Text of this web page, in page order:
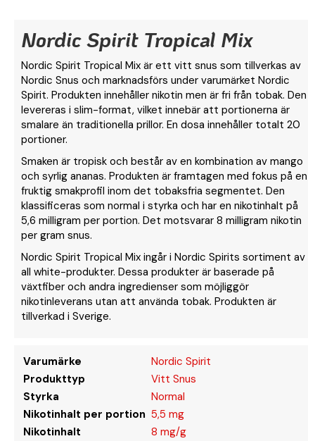
Nordic Spirit Tropical Mix
Nordic Spirit Tropical Mix är ett vitt snus som tillverkas av
Nordic Snus och marknadsförs under varumärket Nordic
Spirit. Produkten innehåller nikotin men är fri från tobak. Den
levereras i slim-format, vilket innebär att portionerna är
smalare än traditionella prillor. En dosa innehåller totalt 20
portioner.
Smaken är tropisk och består av en kombination av mango
och syrlig ananas. Produkten är framtagen med fokus på en
fruktig smakprofil inom det tobaksfria segmentet. Den
klassificeras som normal i styrka och har en nikotinhalt på
5,6 milligram per portion. Det motsvarar 8 milligram nikotin
per gram snus.
Nordic Spirit Tropical Mix ingår i Nordic Spirits sortiment av
all white-produkter. Dessa produkter är baserade på
växtfiber och andra ingredienser som möjliggör
nikotinleverans utan att använda tobak. Produkten är
tillverkad i Sverige.
Varumärke
Nordic Spirit
Produkttyp
Vitt Snus
Styrka
Normal
Nikotinhalt per portion 5,5 mg
Nikotinhalt
8 mg/g